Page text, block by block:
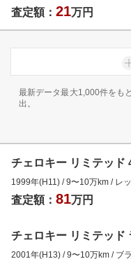
査定額： 21万円
最新データ最大1,000件をも
出。
チェロキー リミテッド
1999年(H11) /9〜10万km / レ
査定額： 81万円
チェロキー リミテッド
2001年(H13) /9〜10万km / ブ